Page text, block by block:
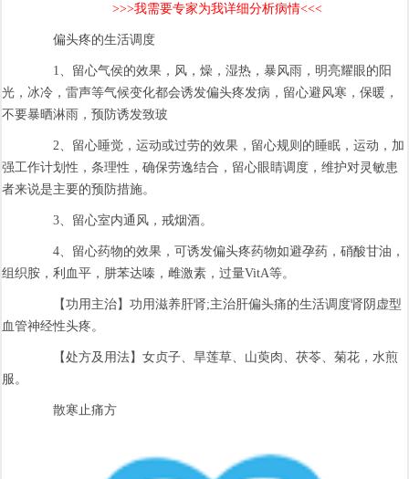
>>>我需要专家为我详细分析病情<<<
偏头疼的生活调度
1、留心气侯的效果，风，燥，湿热，暴风雨，明亮耀眼的阳
光，冰冷，雷声等气候变化都会诱发偏头疼发病，留心避风寒，保暖，
不要暴晒淋雨，预防诱发致玻
2、留心睡觉，运动或过劳的效果，留心规则的睡眠，运动，加
强工作计划性，条理性，确保劳逸结合，留心眼睛调度，维护对灵敏患
者来说是主要的预防措施。
3、留心室内通风，戒烟酒。
4、留心药物的效果，可诱发偏头疼药物如避孕药，硝酸甘油，
组织胺，利血平，肼苯达嗪，雌激素，过量VitA等。
【功用主治】功用滋养肝肾;主治肝偏头痛的生活调度肾阴虚型
血管神经性头疼。
【处方及用法】女贞子、旱莲草、山萸肉、茯苓、菊花，水煎
服。
散寒止痛方